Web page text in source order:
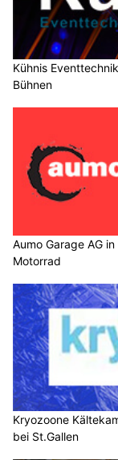
Kühnis
Bühnen
Aumo Garage AG
Motorrad
Kryozoone
bei St.Gallen